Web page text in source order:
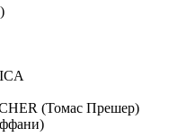
(Томас Прешер)